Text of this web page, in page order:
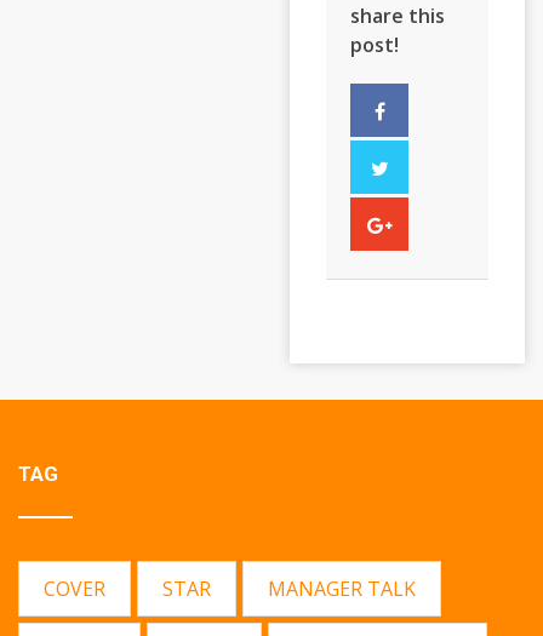
share this
post!
TAG
COVER STAR MANAGER TALK